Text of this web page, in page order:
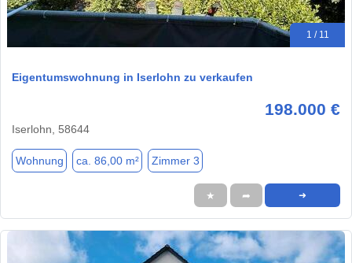
1 / 11
Eigentumswohnung in Iserlohn zu verkaufen
198.000 €
Iserlohn, 58644
Wohnung ca. 86,00 m² Zimmer 3
★ ➦ ➜